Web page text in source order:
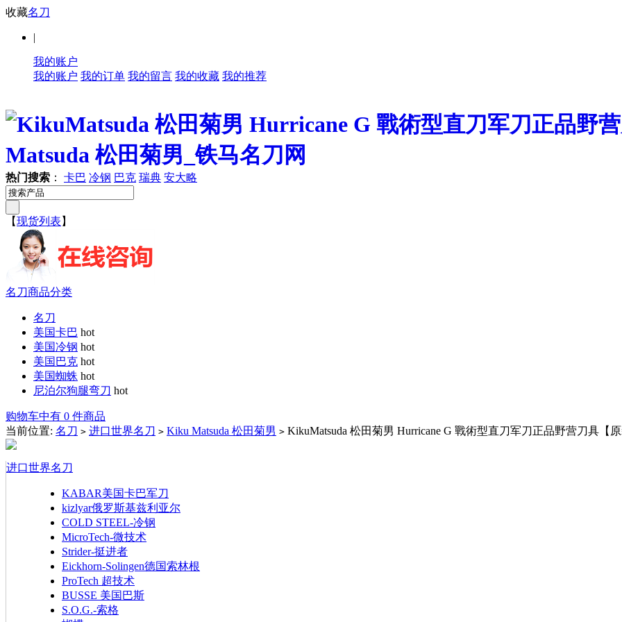
收藏名刀
|
我的账户
我的账户 我的订单 我的留言 我的收藏 我的推荐
热门搜索 ： 卡巴 冷钢 巴克 瑞典 安大略
【现货列表 】
名刀商品分类
名刀
美国卡巴 hot
美国冷钢 hot
美国巴克 hot
美国蜘蛛 hot
尼泊尔狗腿弯刀 hot
购物车中有 0 件商品
当前位置: 名刀 > 进口世界名刀 > Kiku Matsuda 松田菊男 > KikuMatsuda 松田菊男 Hurricane G 戰術型直刀军刀正品野营刀具【原
进口世界名刀
KABAR美国卡巴军刀
kizlyar俄罗斯基兹利亚尔
COLD STEEL-冷钢
MicroTech-微技术
Strider-挺进者
Eickhorn-Solingen德国索林根
ProTech 超技术
BUSSE 美国巴斯
S.O.G.-索格